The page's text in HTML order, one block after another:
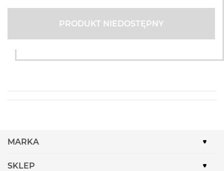
PRODUKT NIEDOSTĘPNY
MARKA
SKLEP